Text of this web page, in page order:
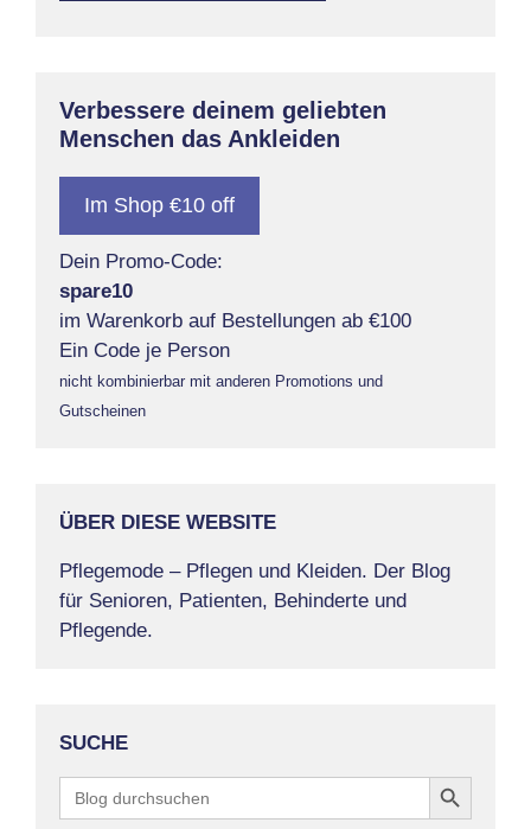
Verbessere deinem geliebten
Menschen das Ankleiden
Im Shop €10 off
Dein Promo-Code:
spare10
im Warenkorb auf Bestellungen ab €100
Ein Code je Person
nicht kombinierbar mit anderen Promotions und
Gutscheinen
ÜBER DIESE WEBSITE
Pflegemode – Pflegen und Kleiden. Der Blog
für Senioren, Patienten, Behinderte und
Pflegende.
SUCHE
Search
for:
Search Button